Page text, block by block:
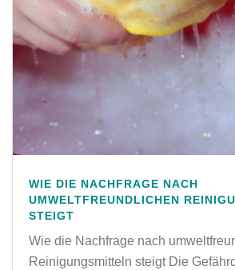
WIE DIE NACHFRAGE NACH
UMWELTFREUNDLICHEN
STEIGT
Wie die Nachfrage nach
Reinigungsmitteln steigt Die